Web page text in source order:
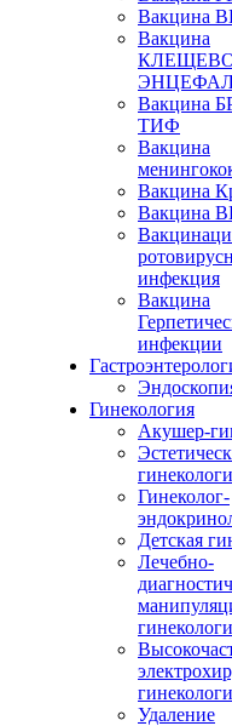
Вакцина
Вакцина
Вакцина
ТИФ
Вакцина
Вакцина
Вакцина
инфекция
Вакцина
инфекции
Гинекология
Акушер-
Гинеколог-
Детская
Лечебно-
Удаление